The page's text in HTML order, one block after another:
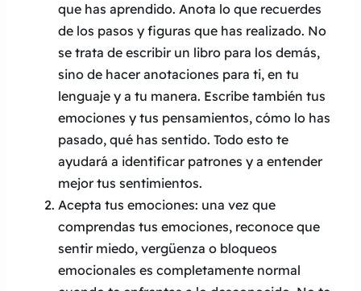
que has aprendido. Anota lo que recuerdes
de los pasos y figuras que has realizado. No
se trata de escribir un libro para los demás,
sino de hacer anotaciones para ti, en tu
lenguaje y a tu manera. Escribe también tus
emociones y tus pensamientos, cómo lo has
pasado, qué has sentido. Todo esto te
ayudará a identificar patrones y a entender
mejor tus sentimientos.
Acepta tus emociones: una vez que
comprendas tus emociones, reconoce que
sentir miedo, vergüenza o bloqueos
emocionales es completamente normal